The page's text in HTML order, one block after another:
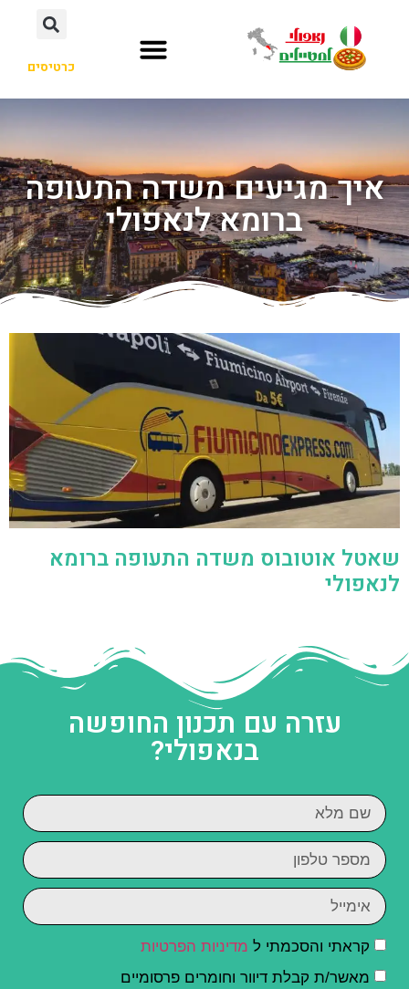
כרטיסים
איך מגיעים משדה התעופה
ברומא לנאפולי
שאטל אוטובוס משדה התעופה ברומא
לנאפולי
עזרה עם תכנון החופשה
בנאפולי?
קראתי והסכמתי ל מדיניות הפרטיות
מאשר/ת קבלת דיוור וחומרים פרסומיים